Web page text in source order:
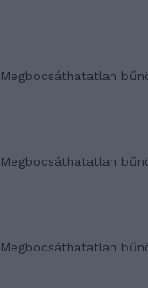
Megbocsáthatatlan
Megbocsáthatatlan
Megbocsáthatatlan